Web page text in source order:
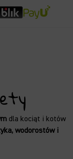
dla kociąt i kotów
wodorostów i